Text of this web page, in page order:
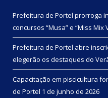
Prefeitura de Portel prorroga
concursos “Musa” e “Miss Mix
Prefeitura de Portel abre
elegerão os destaques do
Capacitação em piscicultura
de Portel 1 de junho de 2026